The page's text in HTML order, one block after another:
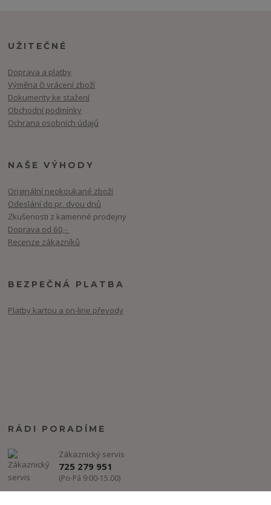
UŽITEČNÉ
Doprava a platby
Výměna či vrácení zboží
Dokumenty ke stažení
Obchodní podmínky
Ochrana osobních údajů
NAŠE VÝHODY
Originální neokoukané zboží
Odeslání do pr. dvou dnů
Zkušenosti z kamenné prodejny
Doprava od 60,-
Recenze zákazníků
BEZPEČNÁ PLATBA
Platby kartou a on-line převody
RÁDI PORADÍME
Zákaznický servis
725 279 951
(Po-Pá 9:00-15.00)